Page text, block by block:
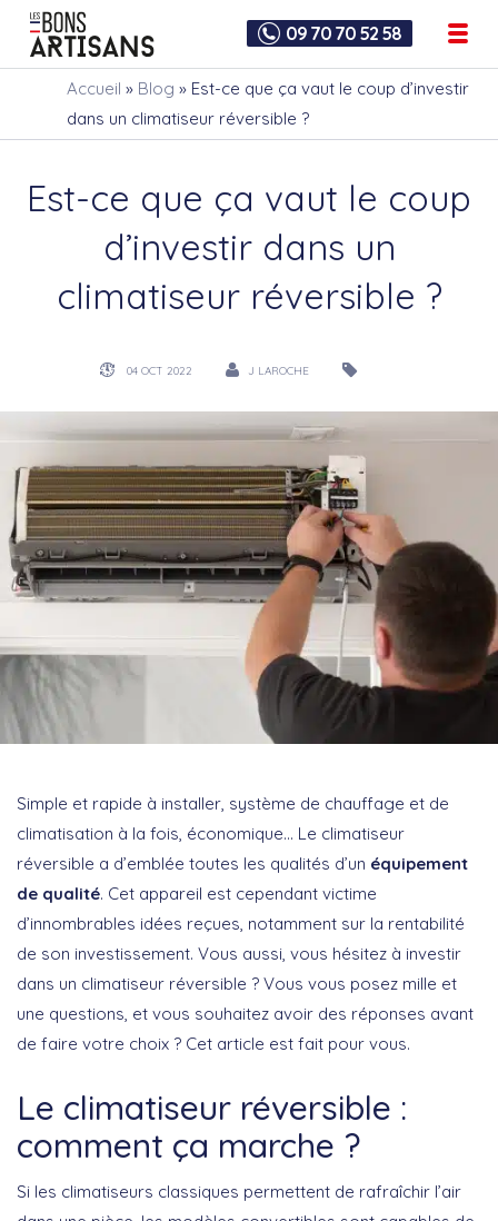
09 70 70 52 58
Accueil » Blog » Est-ce que ça vaut le coup d’investir
dans un climatiseur réversible ?
Est-ce que ça vaut le coup
d’investir dans un
climatiseur réversible ?
04 OCT 2022 J LAROCHE
Simple et rapide à installer, système de chauffage et de
climatisation à la fois, économique… Le climatiseur
réversible a d’emblée toutes les qualités d’un équipement
de qualité. Cet appareil est cependant victime
d’innombrables idées reçues, notamment sur la rentabilité
de son investissement. Vous aussi, vous hésitez à investir
dans un climatiseur réversible ? Vous vous posez mille et
une questions, et vous souhaitez avoir des réponses avant
de faire votre choix ? Cet article est fait pour vous.
Le climatiseur réversible :
comment ça marche ?
Si les climatiseurs classiques permettent de rafraîchir l’air